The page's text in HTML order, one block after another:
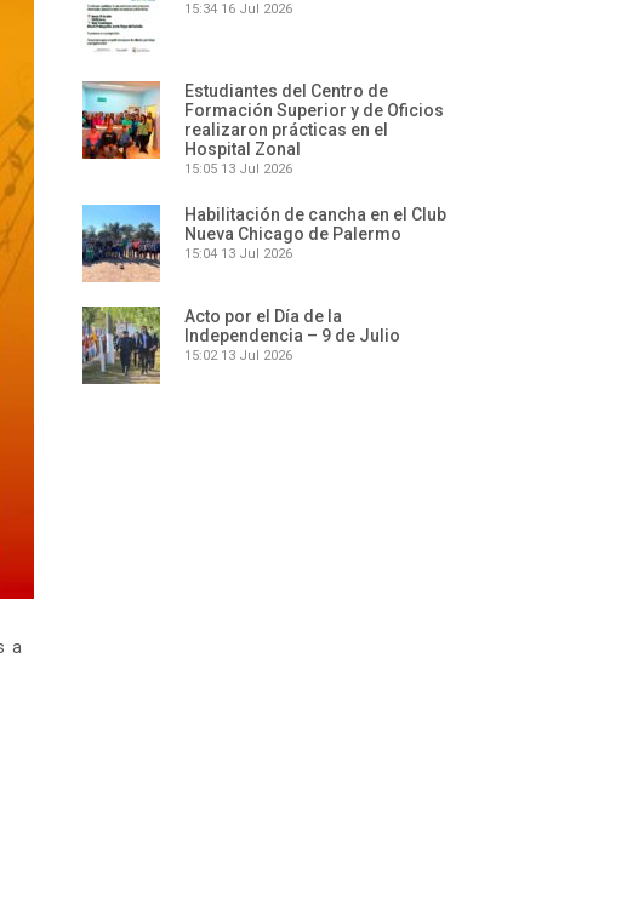
a
15:34 16 Jul 2026
Estudiantes del Centro de
Formación Superior y de Oficios
realizaron prácticas en el
Hospital Zonal
15:05 13 Jul 2026
Habilitación de cancha en el Club
Nueva Chicago de Palermo
15:04 13 Jul 2026
Acto por el Día de la
Independencia – 9 de Julio
15:02 13 Jul 2026